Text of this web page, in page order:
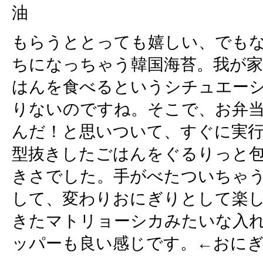
油
もらうととっても嬉しい、でも
ちになっちゃう韓国海苔。我が
はんを食べるというシチュエー
りないのですね。そこで、お弁
んだ！と思いついて、すぐに実
型抜きしたごはんをぐるりっと
きさでした。手がべたついちゃ
して、変わりおにぎりとして
きたマトリョーシカみたいな入
ッパーも良い感じです。←おに